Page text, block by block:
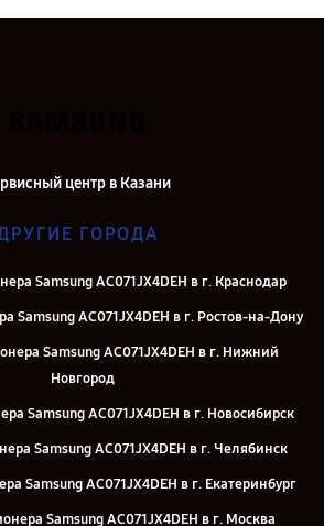
центр в Казани
ГОРОДА
Samsung AC071JX4DEH в г. Краснодар
Samsung AC071JX4DEH в г. Ростов-на-Дону
Samsung AC071JX4DEH в г. Нижний
Новгород
Samsung AC071JX4DEH в г. Новосибирск
Samsung AC071JX4DEH в г. Челябинск
Samsung AC071JX4DEH в г. Екатеринбург
Samsung AC071JX4DEH в г. Москва